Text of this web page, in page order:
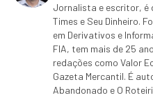
Jornalista e escritor, é
Times e Seu Dinheiro.
em Derivativos e
FIA, tem mais de 25
redações como Valor
Gazeta Mercantil. É
Abandonado e O